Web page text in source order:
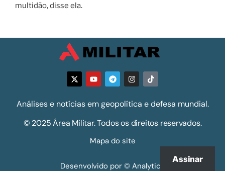
multidão, disse ela.
Análises e notícias em geopolítica e defesa mundial.
© 2025 Área Militar. Todos os direitos reservados.
Mapa do site
Desenvolvido por © Analytics
Assinar